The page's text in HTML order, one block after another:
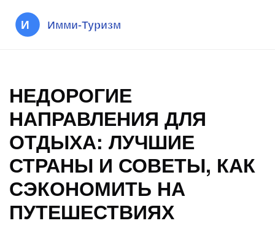
НЕДОРОГИЕ
НАПРАВЛЕНИЯ ДЛЯ
ОТДЫХА: ЛУЧШИЕ
СТРАНЫ И СОВЕТЫ, КАК
СЭКОНОМИТЬ НА
ПУТЕШЕСТВИЯХ